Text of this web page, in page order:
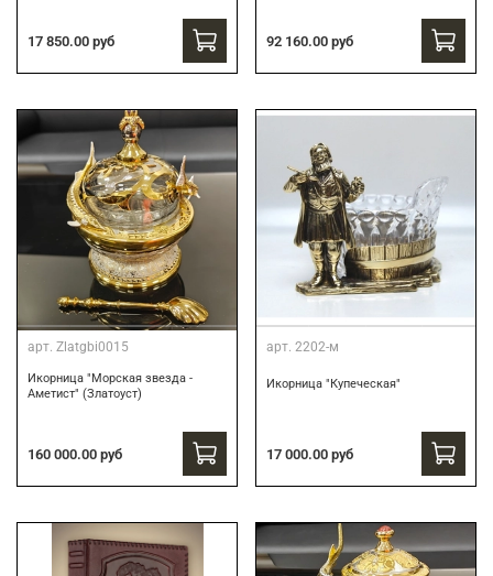
17 850.00 руб 92 160.00 руб
арт. Zlatgbi0015
Икорница "Морская звезда -
Аметист" (Златоуст)
160 000.00 руб
арт. 2202-м
Икорница "Купеческая"
17 000.00 руб